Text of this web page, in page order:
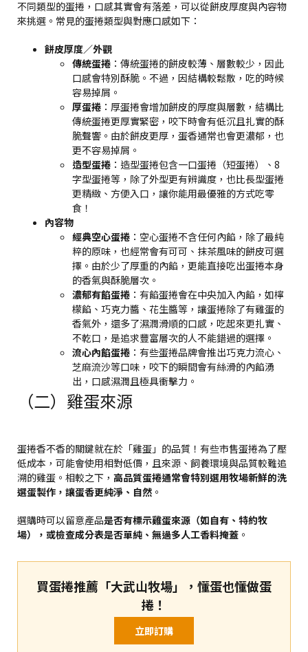
不同類型的蛋捲，口感其實會有落差，可以從餅皮厚度與內容物
來挑選。常見的蛋捲類型與對應口感如下：
餅皮厚度／外觀
傳統蛋捲 ：傳統蛋捲的餅皮較薄、層數較少，因此
口感會特別酥脆。不過，因結構較鬆散，吃的時候
容易掉屑。
厚蛋捲 ：厚蛋捲會增加餅皮的厚度與層數，結構比
傳統蛋捲更厚實緊密，咬下時會有低沉且扎實的酥
脆聲響。由於餅皮更厚，蛋香通常也會更濃郁，也
更不容易掉屑。
造型蛋捲 ：造型蛋捲包含一口蛋捲（短蛋捲）、8
字型蛋捲等，除了外型更有辨識度，也比長型蛋捲
更精緻、方便入口，讓你能用最優雅的方式吃零
食！
內容物
經典空心蛋捲 ：空心蛋捲不含任何內餡，除了最純
粹的原味，也經常會有可可、抹茶風味的餅皮可選
擇。由於少了厚重的內餡，更能直接吃出蛋捲本身
的香氣與酥脆層次。
濃郁有餡蛋捲 ：有餡蛋捲會在中央加入內餡，如檸
檬餡、巧克力醬、花生醬等，讓蛋捲除了有雞蛋的
香氣外，還多了濕潤滑順的口感，吃起來更扎實、
不乾口，是追求豐富層次的人不能錯過的選擇。
流心內餡蛋捲 ：有些蛋捲品牌會推出巧克力流心、
芝麻流沙等口味，咬下的瞬間會有絲滑的內餡湧
出，口感濕潤且極具衝擊力。
（二）雞蛋來源
蛋捲香不香的關鍵就在於「雞蛋」的品質！有些市售蛋捲為了壓
低成本，可能會使用相對低價，且來源、飼養環境與品質較難追
溯的雞蛋。相較之下， 高品質蛋捲通常會特別選用牧場新鮮的洗
選蛋製作，讓蛋香更純淨、自然 。
選購時可以留意產品是否有標示雞蛋來源（如自有、特約牧
場），或檢查成分表是否單純、無過多人工香料掩蓋 。
買蛋捲推薦「大武山牧場」，懂蛋也懂做蛋
捲！
立即訂購